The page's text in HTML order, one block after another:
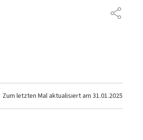
TEILEN
Zum letzten Mal aktualisiert am 31.01.2025